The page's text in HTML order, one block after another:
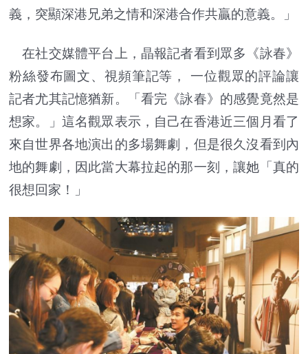
義，突顯深港兄弟之情和深港合作共贏的意義。」
在社交媒體平台上，晶報記者看到眾多《詠春》
粉絲發布圖文、視頻筆記等， 一位觀眾的評論讓
記者尤其記憶猶新。「看完《詠春》的感覺竟然是
想家。」這名觀眾表示，自己在香港近三個月看了
來自世界各地演出的多場舞劇，但是很久沒看到內
地的舞劇，因此當大幕拉起的那一刻，讓她「真的
很想回家！」